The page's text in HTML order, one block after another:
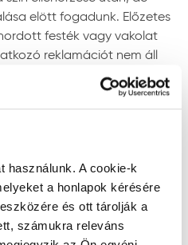
használunk. A cookie-k
a honlapok kérésére
és ott tárolják a
számukra releváns
és nem mentesítik
felület vizsgálatától.
a kiválasztott
jelzéssel ellátott színt
megítélésére
alkalmas, mivel a
sok tényező (a referencia
elött fogadunk. Előzetes
festék vagy vakolat
reklamációt nem áll
színskálákban történő
írjon be 4
írjon be 4